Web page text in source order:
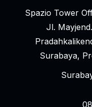
Spazio Tower
Jl.
Surabaya,